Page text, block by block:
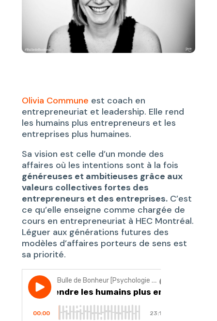
Olivia Commune est coach en
entrepreneuriat et leadership. Elle rend
les humains plus entrepreneurs et les
entreprises plus humaines.
Sa vision est celle d’un monde des
affaires où les intentions sont à la fois
généreuses et ambitieuses grâce aux
valeurs collectives fortes des
entrepreneurs et des entreprises.C’est
ce qu’elle enseigne comme chargée de
cours en entrepreneuriat à HEC Montréal.
Léguer aux générations futures des
modèles d’affaires porteurs de sens est
sa priorité.